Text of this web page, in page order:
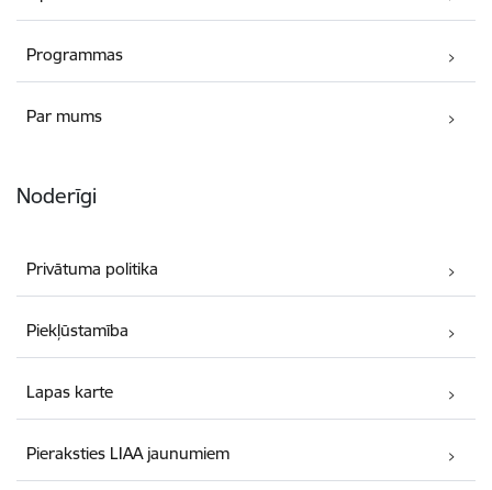
Programmas
Par mums
Noderīgi
Privātuma politika
Piekļūstamība
Lapas karte
Pieraksties LIAA jaunumiem